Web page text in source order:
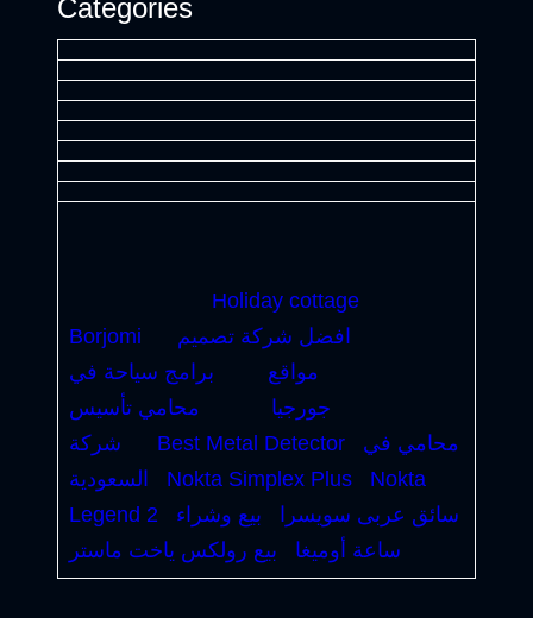
Categories
Holiday cottage
Borjomi
افضل شركة تصميم
مواقع
برامج سياحة في
جورجيا
محامي تأسيس
شركة
Best Metal Detector
محامي في
السعودية
Nokta Simplex Plus
Nokta
Legend 2
سائق عربى سويسرا
بيع وشراء
ساعة أوميغا
بيع رولكس ياخت ماستر